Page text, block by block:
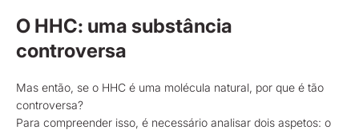
O HHC: uma substância
controversa
Mas então, se o HHC é uma molécula natural, por que é tão
controversa?
Para compreender isso, é necessário analisar dois aspetos: o